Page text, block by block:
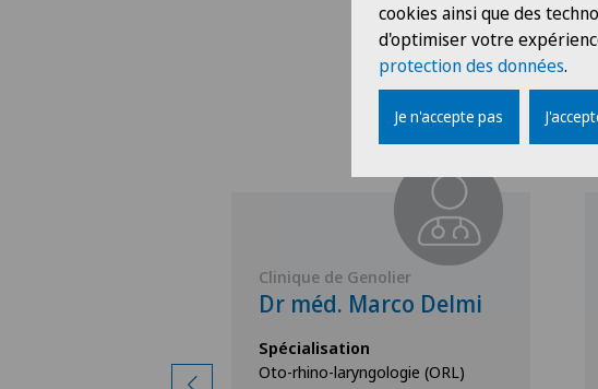
Clinique de Genolier
Dr méd. Marco Delmi
Spécialisation
Oto-rhino-laryngologie (ORL)
cookies ainsi que des
d'optimiser votre
protection des données.
Je n'accepte pas